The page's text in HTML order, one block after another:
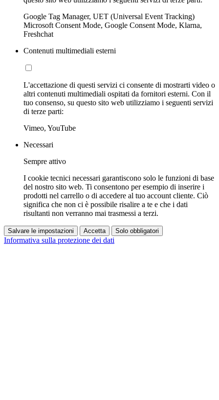
Google Tag Manager, UET (Universal Event Tracking)
Microsoft Consent Mode, Google Consent Mode, Klarna,
Freshchat
Contenuti multimediali esterni
L'accettazione di questi servizi ci consente di mostrarti video o
altri contenuti multimediali ospitati da fornitori esterni. Con il
tuo consenso, su questo sito web utilizziamo i seguenti servizi
di terze parti:
Vimeo, YouTube
Necessari
Sempre attivo
I cookie tecnici necessari garantiscono solo le funzioni di base
del nostro sito web. Ti consentono per esempio di inserire i
prodotti nel carrello o di accedere al tuo account cliente. Ciò
significa che non ci è possibile risalire a te e che i dati
risultanti non verranno mai trasmessi a terzi.
Salvare le impostazioni Accetta Solo obbligatori
Informativa sulla protezione dei dati